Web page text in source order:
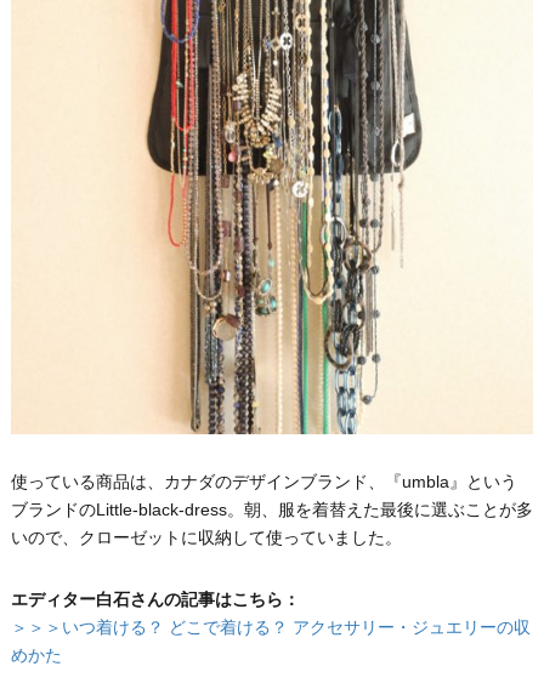
使っている商品は、カナダのデザインブランド、『umbla』という
ブランドのLittle-black-dress。朝、服を着替えた最後に選ぶことが多
いので、クローゼットに収納して使っていました。
エディター白石さんの記事はこちら：
＞＞＞いつ着ける？ どこで着ける？ アクセサリー・ジュエリーの収
めかた